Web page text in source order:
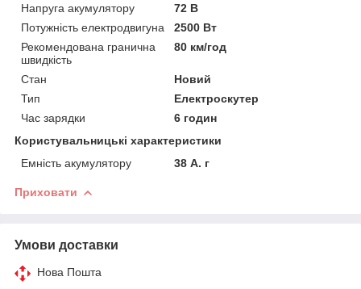
Напруга акумулятору
72 В
Потужність електродвигуна
2500 Вт
Рекомендована гранична
швидкість
80 км/год
Стан
Новий
Тип
Електроскутер
Час зарядки
6 годин
Користувальницькі характеристики
Емність акумулятору
38 А. г
Приховати
Умови доставки
Нова Пошта